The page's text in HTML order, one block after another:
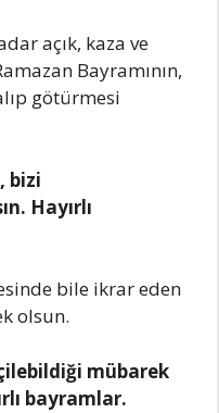
açık, kaza ve
Bayramının,
götürmesi
bizi
Hayırlı
bile ikrar eden
olsun.
mübarek
bayramlar.